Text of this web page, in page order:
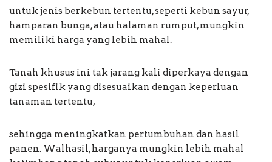
untuk jenis berkebun tertentu, seperti kebun sayur,
hamparan bunga, atau halaman rumput, mungkin
memiliki harga yang lebih mahal.
Tanah khusus ini tak jarang kali diperkaya dengan
gizi spesifik yang disesuaikan dengan keperluan
tanaman tertentu,
sehingga meningkatkan pertumbuhan dan hasil
panen. Walhasil, harganya mungkin lebih mahal